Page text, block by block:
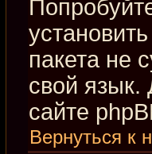
пакета не
свой
сайте
Вернуться к